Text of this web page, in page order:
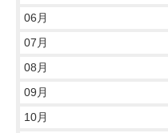
06月
07月
08月
09月
10月